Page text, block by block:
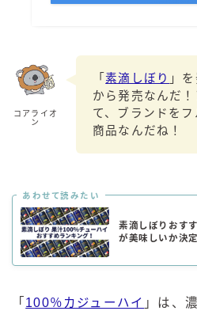
コアライオ
ン
「 素滴しぼり 」
から発売なんだ
て、ブランドを
商品なんだね！
あわせて読みたい
素滴しぼりおす
が美味しいか決
「 100％カジューハイ 」は、